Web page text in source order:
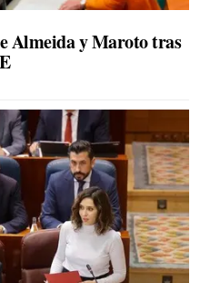
Almeida y Maroto tras